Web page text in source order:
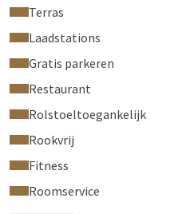
Terras
Laadstations
Gratis parkeren
Restaurant
Rolstoeltoegankelijk
Rookvrij
Fitness
Roomservice